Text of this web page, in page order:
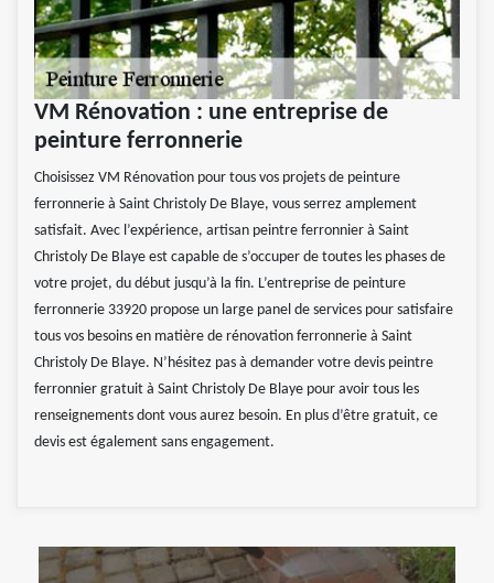
VM Rénovation : une entreprise de
peinture ferronnerie
Choisissez VM Rénovation pour tous vos projets de peinture
ferronnerie à Saint Christoly De Blaye, vous serrez amplement
satisfait. Avec l’expérience, artisan peintre ferronnier à Saint
Christoly De Blaye est capable de s’occuper de toutes les phases de
votre projet, du début jusqu’à la fin. L’entreprise de peinture
ferronnerie 33920 propose un large panel de services pour satisfaire
tous vos besoins en matière de rénovation ferronnerie à Saint
Christoly De Blaye. N’hésitez pas à demander votre devis peintre
ferronnier gratuit à Saint Christoly De Blaye pour avoir tous les
renseignements dont vous aurez besoin. En plus d’être gratuit, ce
devis est également sans engagement.